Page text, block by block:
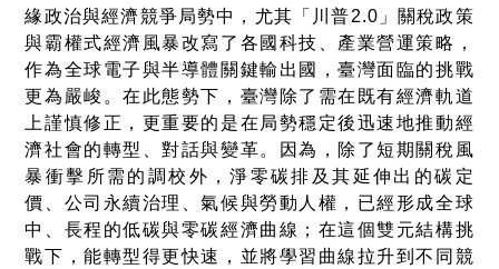
緣政治與經濟競爭局勢中，尤其「川普2.0」關稅政策
與霸權式經濟風暴改寫了各國科技、產業營運策略，
作為全球電子與半導體關鍵輸出國，臺灣面臨的挑戰
更為嚴峻。在此態勢下，臺灣除了需在既有經濟軌道
上謹慎修正，更重要的是在局勢穩定後迅速地推動經
濟社會的轉型、對話與變革。因為，除了短期關稅風
暴衝擊所需的調校外，淨零碳排及其延伸出的碳定
價、公司永續治理、氣候與勞動人權，已經形成全球
中、長程的低碳與零碳經濟曲線；在這個雙元結構挑
戰下，能轉型得更快速，並將學習曲線拉升到不同競